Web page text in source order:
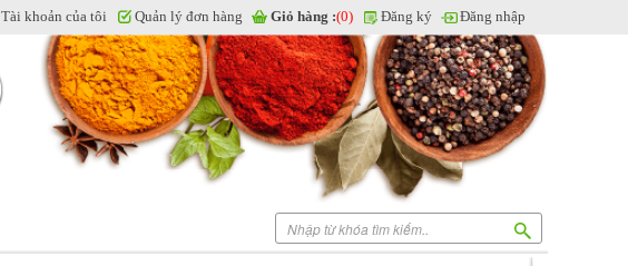
Tài khoản của tôi Quản lý đơn hàng Giỏ hàng :(0) Đăng ký Đăng nhập